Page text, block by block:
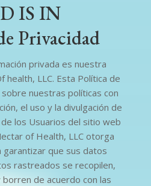
IS IN
Privacidad
privada es nuestra
health, LLC. Esta Política de
nuestras políticas con
el uso y la divulgación de
los Usuarios del sitio web
of Health, LLC otorga
garantizar que sus datos
rastreados se recopilen,
de acuerdo con las